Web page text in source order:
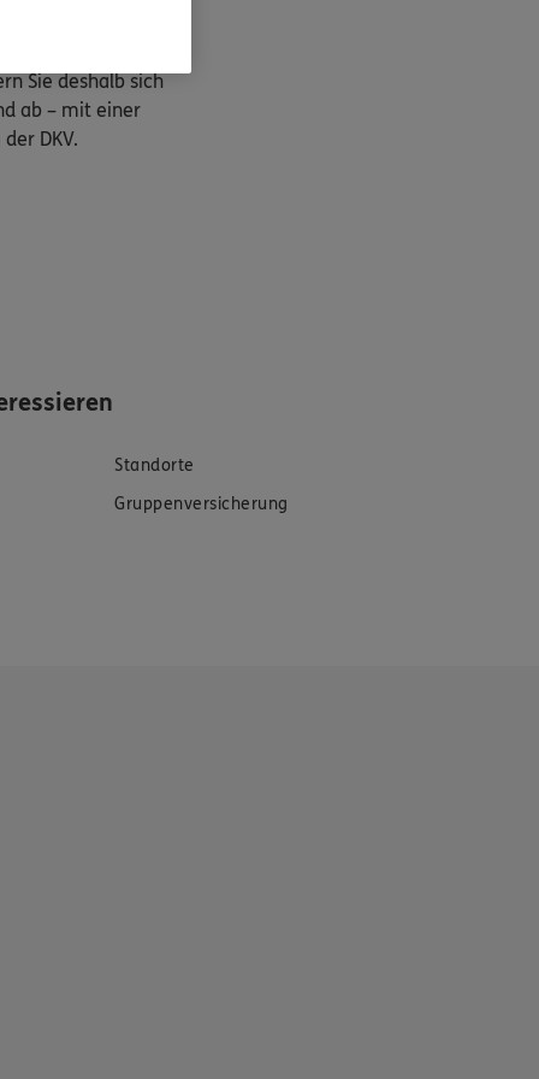
Sie deshalb sich
ab – mit einer
DKV.
Standorte
Gruppenversicherung